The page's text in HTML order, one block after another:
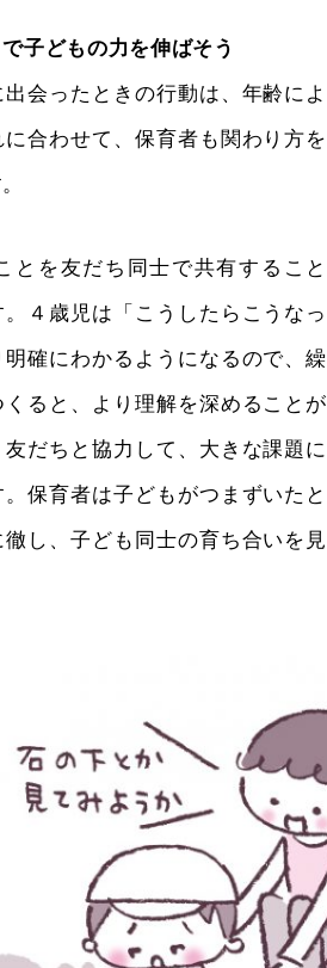
子どもの力を伸ばそう
会ったときの行動は、年齢によ
合わせて、保育者も関わり方を
とを友だち同士で共有すること
４歳児は「こうしたらこうなっ
確にわかるようになるので、繰
ると、より理解を深めることが
だちと協力して、大きな課題に
保育者は子どもがつまずいたと
し、子ども同士の育ち合いを見